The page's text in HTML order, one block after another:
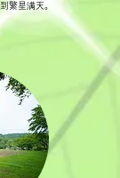
繁星满天。